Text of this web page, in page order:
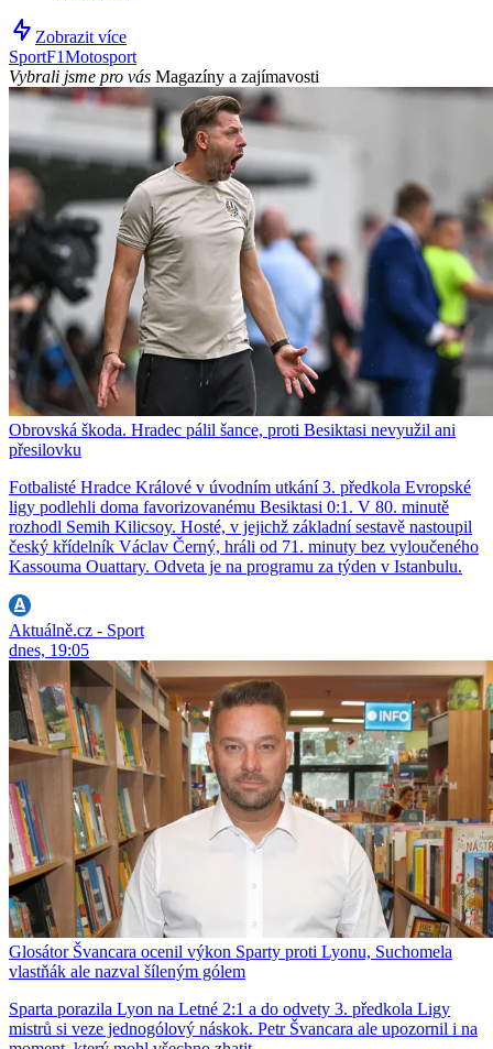
Zobrazit více
SportF1Motosport
Vybrali jsme pro vás Magazíny a zajímavosti
Obrovská škoda. Hradec pálil šance, proti Besiktasi nevyužil ani
přesilovku
Fotbalisté Hradce Králové v úvodním utkání 3. předkola Evropské
ligy podlehli doma favorizovanému Besiktasi 0:1. V 80. minutě
rozhodl Semih Kilicsoy. Hosté, v jejichž základní sestavě nastoupil
český křídelník Václav Černý, hráli od 71. minuty bez vyloučeného
Kassouma Ouattary. Odveta je na programu za týden v Istanbulu.
Aktuálně.cz - Sport
dnes, 19:05
Glosátor Švancara ocenil výkon Sparty proti Lyonu, Suchomela
vlastňák ale nazval šíleným gólem
Sparta porazila Lyon na Letné 2:1 a do odvety 3. předkola Ligy
mistrů si veze jednogólový náskok. Petr Švancara ale upozornil i na